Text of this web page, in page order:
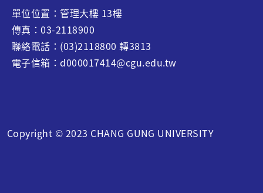
單位位置：管理大樓 13樓
傳真：03-2118900
聯絡電話：(03)2118800 轉3813
電子信箱：d000017414@cgu.edu.tw
Copyright © 2023 CHANG GUNG UNIVERSITY